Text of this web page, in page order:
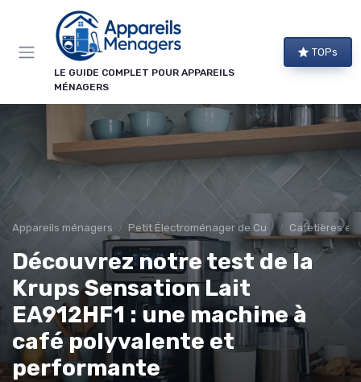
LE GUIDE COMPLET POUR APPAREILS
MÉNAGERS
TOPs
Appareils ménagers Petit Électroménager de Cuisine Cafetières et
Découvrez notre test de la
Krups Sensation Lait
EA912HF1 : une machine à
café polyvalente et
performante
×
NEWSLETTER APPAREILS MÉNAGERS
Ne ratez aucun bon plan !
Guides d'achat, comparatifs exclusifs et alertes
promos sur les meilleurs appareils : recevez le
meilleur directement dans votre boîte mail.
Guides d'achat Tendances
→ Je m'abonne
Panneau de gestion des cookies